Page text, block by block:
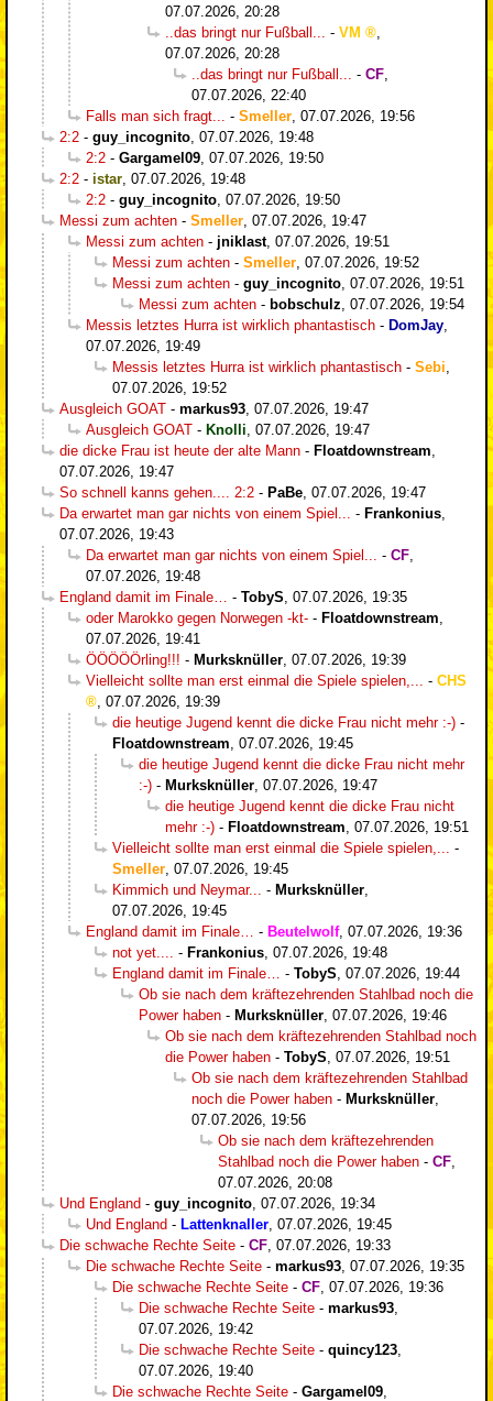
07.07.2026, 20:28
..das bringt nur Fußball...
- VM
07.07.2026, 20:28
..das bringt nur Fußball...
- CF
07.07.2026, 22:40
Falls man sich fragt...
- Smeller 07.07.2026, 19:56
2:2 - guy_incognito 07.07.2026, 19:48
2:2 - Gargamel09 07.07.2026, 19:50
2:2 - istar 07.07.2026, 19:48
2:2 - guy_incognito 07.07.2026, 19:50
Messi zum achten - Smeller 07.07.2026, 19:47
Messi zum achten - jniklast, 07.07.2026, 19:51
Messi zum achten - Smeller 07.07.2026, 19:52
Messi zum achten - guy_incognito 07.07.2026, 19:51
Messi zum achten - bobschulz 07.07.2026, 19:54
Messis letztes Hurra ist wirklich phantastisch - DomJay
07.07.2026, 19:49
Messis letztes Hurra ist wirklich phantastisch - Sebi
07.07.2026, 19:52
Ausgleich GOAT - markus93 07.07.2026, 19:47
Ausgleich GOAT - Knolli 07.07.2026, 19:47
die dicke Frau ist heute der alte Mann - Floatdownstream
07.07.2026, 19:47
So schnell kanns gehen.... 2:2 - PaBe 07.07.2026, 19:47
Da erwartet man gar nichts von einem Spiel...
- Frankonius
07.07.2026, 19:43
Da erwartet man gar nichts von einem Spiel...
- CF
07.07.2026, 19:48
England damit im Finale…
- TobyS 07.07.2026, 19:35
oder Marokko gegen Norwegen -kt- - Floatdownstream
07.07.2026, 19:41
ÖÖÖÖÖrling!!! - Murksknüller 07.07.2026, 19:39
Vielleicht sollte man erst einmal die Spiele spielen,...
- CHS
07.07.2026, 19:39
die heutige Jugend kennt die dicke Frau nicht mehr :-) -
Floatdownstream 07.07.2026, 19:45
die heutige Jugend kennt die dicke Frau nicht mehr
:-) - Murksknüller 07.07.2026, 19:47
die heutige Jugend kennt die dicke Frau nicht
mehr :-) - Floatdownstream 07.07.2026, 19:51
Vielleicht sollte man erst einmal die Spiele spielen,...
-
Smeller 07.07.2026, 19:45
Kimmich und Neymar...
- Murksknüller
07.07.2026, 19:45
England damit im Finale…
- Beutelwolf, 07.07.2026, 19:36
not yet....
- Frankonius 07.07.2026, 19:48
England damit im Finale…
- TobyS 07.07.2026, 19:44
Ob sie nach dem kräftezehrenden Stahlbad noch die
Power haben - Murksknüller 07.07.2026, 19:46
Ob sie nach dem kräftezehrenden Stahlbad noch
die Power haben - TobyS 07.07.2026, 19:51
Ob sie nach dem kräftezehrenden Stahlbad
noch die Power haben - Murksknüller
07.07.2026, 19:56
Ob sie nach dem kräftezehrenden
Stahlbad noch die Power haben - CF
07.07.2026, 20:08
Und England - guy_incognito 07.07.2026, 19:34
Und England - Lattenknaller 07.07.2026, 19:45
Die schwache Rechte Seite - CF 07.07.2026, 19:33
Die schwache Rechte Seite - markus93 07.07.2026, 19:35
Die schwache Rechte Seite - CF 07.07.2026, 19:36
Die schwache Rechte Seite - markus93
07.07.2026, 19:42
Die schwache Rechte Seite - quincy123
07.07.2026, 19:40
Die schwache Rechte Seite - Gargamel09